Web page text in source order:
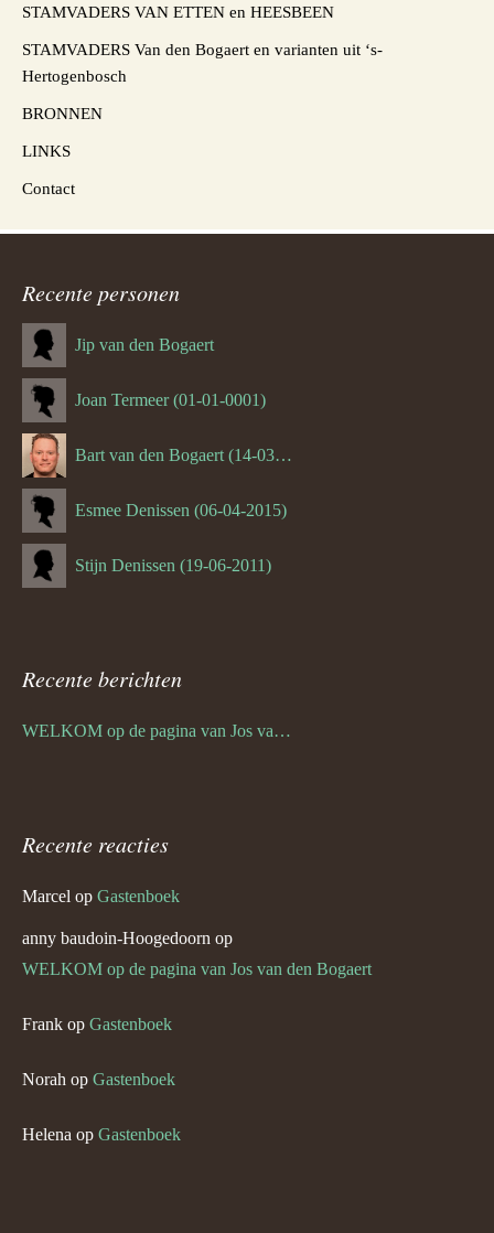
STAMVADERS VAN ETTEN en HEESBEEN
STAMVADERS Van den Bogaert en varianten uit ‘s-
Hertogenbosch
BRONNEN
LINKS
Contact
Recente personen
Jip van den Bogaert
Joan Termeer (01-01-0001)
Bart van den Bogaert (14-03-1980)
Esmee Denissen (06-04-2015)
Stijn Denissen (19-06-2011)
Recente berichten
WELKOM op de pagina van Jos van den Bogaert
Recente reacties
Marcel op Gastenboek
anny baudoin-Hoogedoorn op
WELKOM op de pagina van Jos van den Bogaert
Frank op Gastenboek
Norah op Gastenboek
Helena op Gastenboek